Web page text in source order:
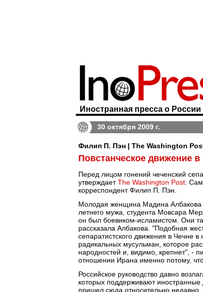
Иностранная пресса о России
30 октября 2009 г.
Филип П. Пэн | The Washington
Повстанческое движение
Перед лицом гонений чеченский
утверждаетThe Washington Post .
корреспондент Филип П. Пэн.
Молодая женщина Мадина Албакова
летнего мужа, студента Мовсара
он был боевиком-исламистом. Они
рассказала Албакова. "Подобная
сепаратистского движения в Чечне
радикальных мусульман, которое
народностей и, видимо, крепнет", -
отношении Ирана именно потому,
Российское руководство давно
которых поддерживают
пришел сюда относительно недавно,